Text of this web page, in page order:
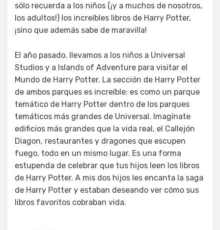
sólo recuerda a los niños (¡y a muchos de nosotros,
los adultos!) los increíbles libros de Harry Potter,
¡sino que además sabe de maravilla!
El año pasado, llevamos a los niños a Universal
Studios y a Islands of Adventure para visitar el
Mundo de Harry Potter. La sección de Harry Potter
de ambos parques es increíble: es como un parque
temático de Harry Potter dentro de los parques
temáticos más grandes de Universal. Imagínate
edificios más grandes que la vida real, el Callejón
Diagon, restaurantes y dragones que escupen
fuego, todo en un mismo lugar. Es una forma
estupenda de celebrar que tus hijos leen los libros
de Harry Potter. A mis dos hijos les encanta la saga
de Harry Potter y estaban deseando ver cómo sus
libros favoritos cobraban vida.